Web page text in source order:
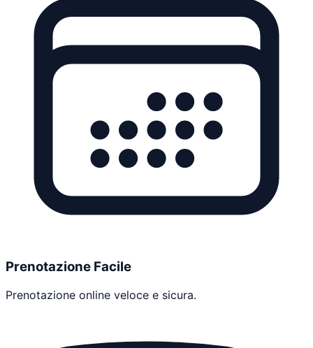
Prenotazione Facile
Prenotazione online veloce e sicura.